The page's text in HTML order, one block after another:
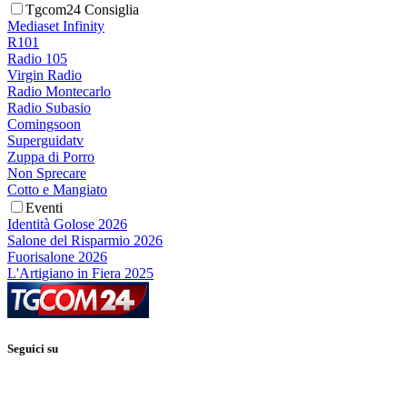
Tgcom24 Consiglia
Mediaset Infinity
R101
Radio 105
Virgin Radio
Radio Montecarlo
Radio Subasio
Comingsoon
Superguidatv
Zuppa di Porro
Non Sprecare
Cotto e Mangiato
Eventi
Identità Golose 2026
Salone del Risparmio 2026
Fuorisalone 2026
L'Artigiano in Fiera 2025
Seguici su